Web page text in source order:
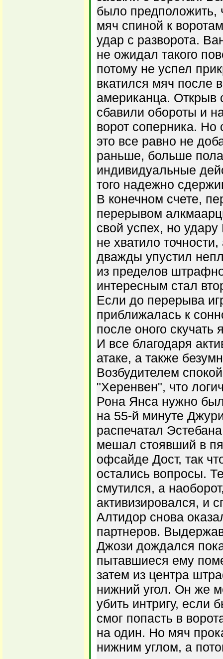
было предположить,
мяч спиной к
удар с разворота.
не ожидал такого
потому не успел
вкатился мяч после
американца. Открыв
сбавили обороты и
ворот соперника.
это все равно не
раньше, больше
индивидуальные
того надежно
В конечном счете,
перерывом
свой успех, но
не хватило
дважды упустил
из пределов
интересным стал
Если до перерыва
приближалась к
после оного скучать
И все благодаря
атаке, а также
Возбудителем
"Херенвен", что
Рона Янса нужно
на 55-й минуте
распечатал
мешал стоявший в
офсайде Дост, так
остались вопросы.
смутился, а
активизировался, и
Алтидор снова
партнеров.
Джози дождался
пытавшиеся ему
затем из центра
нижний угол. Он же
убить интригу, если
смог попасть в
на один. Но мяч
нижним углом, а